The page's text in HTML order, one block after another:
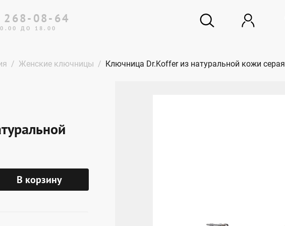
268-08-64
ДО 18.00
Женские ключницы Ключница Dr.Koffer из натуральной кожи серая
В корзину